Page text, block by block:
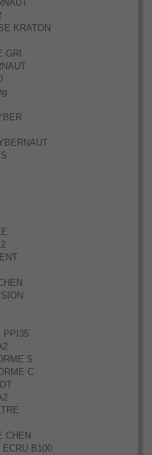
KRATON
GRI
PPI35
S
C
CHEN
B100